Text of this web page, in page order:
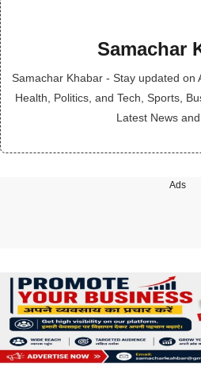
Samachar
Samachar Khabar - Stay updated on
Health, Politics, and Tech, Sports,
Latest News
Ads